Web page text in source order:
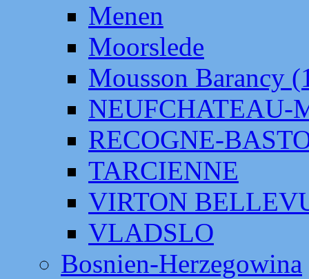
Menen
Moorslede
Mousson Barancy
NEUFCHATEAU-
RECOGNE-
TARCIENNE
VIRTON
VLADSLO
Bosnien-Herzegowina